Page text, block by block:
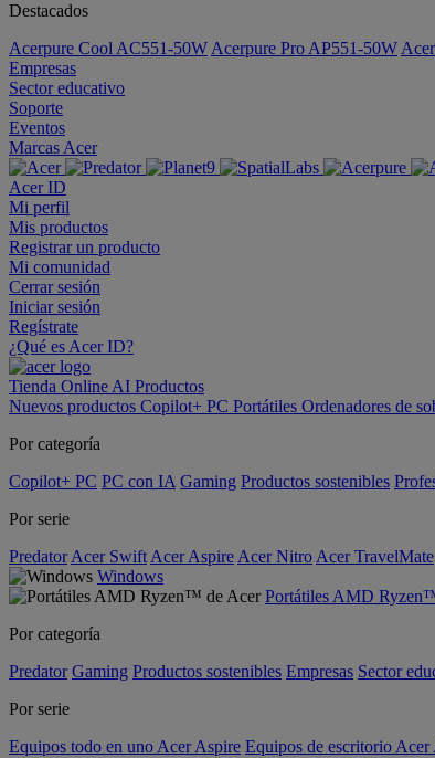
Destacados
Acerpure Cool AC551-50W Acerpure Pro AP551-50W
Empresas
Sector educativo
Soporte
Eventos
Marcas Acer
Acer ID
Mi perfil
Mis productos
Registrar un producto
Mi comunidad
Cerrar sesión
Iniciar sesión
Regístrate
¿Qué es Acer ID?
Tienda Online AI Productos
Nuevos productos Copilot+ PC Portátiles Ordenadores de
Por categoría
Copilot+ PC PC con IA Gaming Productos sostenibles
Por serie
Predator Acer Swift Acer Aspire Acer Nitro Acer TravelMate
Windows
Portátiles AMD
Por categoría
Predator Gaming Productos sostenibles Empresas Sector
Por serie
Equipos todo en uno Acer Aspire Equipos de escritorio Acer